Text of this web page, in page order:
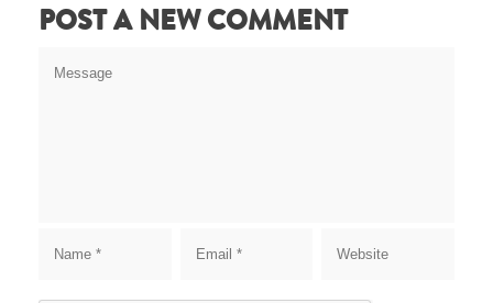
POST A NEW COMMENT